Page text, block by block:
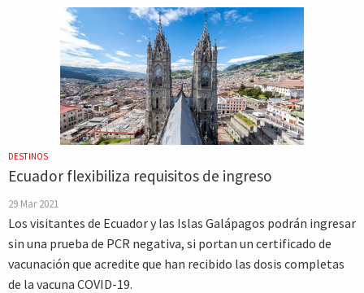
DESTINOS
Ecuador flexibiliza requisitos de ingreso
29 Mar 2021
Los visitantes de Ecuador y las Islas Galápagos podrán ingresar
sin una prueba de PCR negativa, si portan un certificado de
vacunación que acredite que han recibido las dosis completas
de la vacuna COVID-19.